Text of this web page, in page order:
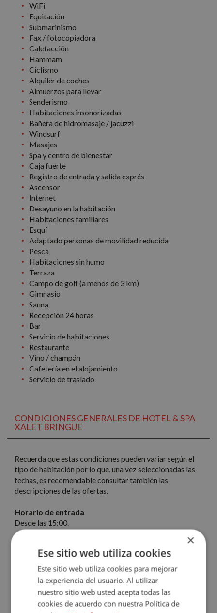
WiFi
Equitación
Submarinismo
Fax / fotocopiadora
Calefacción
Hammam
Ciclismo
Alquiler de coches
Almuerzos para llevar
Senderismo
Habitaciones insonorizadas
Bañera de hidromasaje / jacuzzi
Windsurf
Masajes
Spa y centro de bienestar
Caja fuerte
Registro de entrada y salida exprés
Ascensor
Internet
Desayuno en la habitación
Habitaciones familiares
Esquí
Adaptado personas de movilidad reducida
Pesca
Habitaciones sin humo
Terraza
Campo de golf (a menos de 3 km)
Gimnasio
Sauna
Recepción 24 horas
Bar
Servicio de habitaciones
Restaurante
Vino / champán
Cafetería en el alojamiento
Servicio de traslado
CONDICIONES GENERALES DE HOTEL & SPA
XALET BRINGUE
Recuerda que estas condiciones pueden variar según el
tipo de habitación por lo que, una vez seleccionadas las
fechas, es recomendable consultar también las
descripciones de las ofertas.
Horario de entrada
Desde las 15:00.
Hasta las 12:00
Animales de compañía y mascotas
No permitidos
×
Ese sitio web utiliza cookies
Este sitio web utiliza cookies para mejorar
la experiencia del usuario. Al utilizar
nuestro sitio web usted acepta todas las
cookies de acuerdo con nuestra Política de